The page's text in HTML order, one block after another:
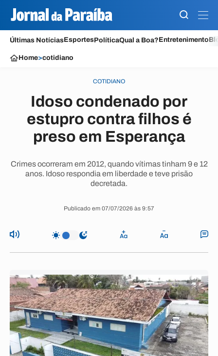
Últimas NotíciasEsportesPolíticaQual a Boa?Entretenimento
Home>cotidiano
COTIDIANO
Idoso condenado por
estupro contra filhos é
preso em Esperança
Crimes ocorreram em 2012, quando vítimas tinham 9 e 12
anos. Idoso respondia em liberdade e teve prisão
decretada.
Publicado em 07/07/2026 às 9:57